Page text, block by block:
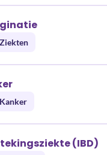
Ziekten
Kanker
(IBD)